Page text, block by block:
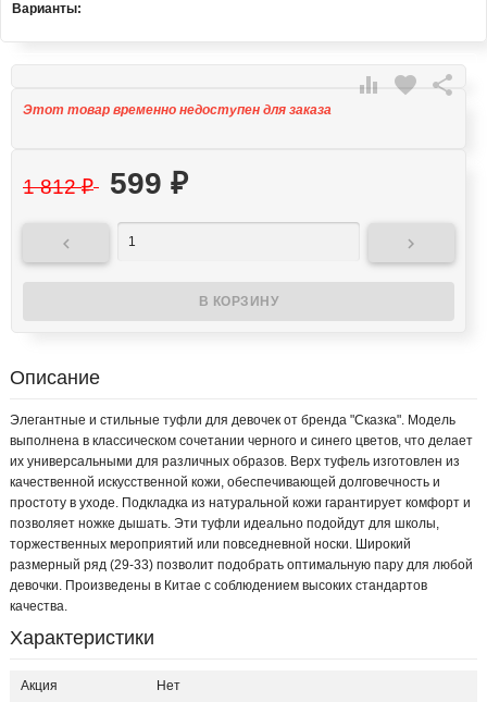
Варианты:
 favorite 
Этот товар временно недоступен для заказа
1 812₽ 599 ₽
 
Описание
Элегантные и стильные туфли для девочек от бренда "Сказка". Модель
выполнена в классическом сочетании черного и синего цветов, что делает
их универсальными для различных образов. Верх туфель изготовлен из
качественной искусственной кожи, обеспечивающей долговечность и
простоту в уходе. Подкладка из натуральной кожи гарантирует комфорт и
позволяет ножке дышать. Эти туфли идеально подойдут для школы,
торжественных мероприятий или повседневной носки. Широкий
размерный ряд (29-33) позволит подобрать оптимальную пару для любой
девочки. Произведены в Китае с соблюдением высоких стандартов
качества.
Характеристики
Акция Нет